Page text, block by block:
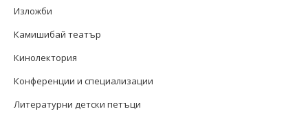
Изложби
Камишибай театър
Кинолектория
Конференции и специализации
Литературни детски петъци